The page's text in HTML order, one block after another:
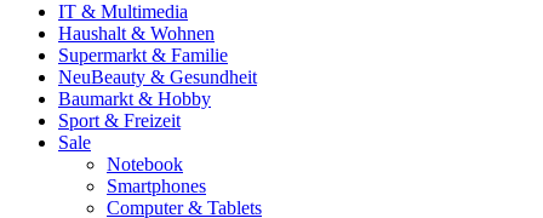
IT & Multimedia
Haushalt & Wohnen
Supermarkt & Familie
NeuBeauty & Gesundheit
Baumarkt & Hobby
Sport & Freizeit
Sale
Notebook
Smartphones
Computer & Tablets